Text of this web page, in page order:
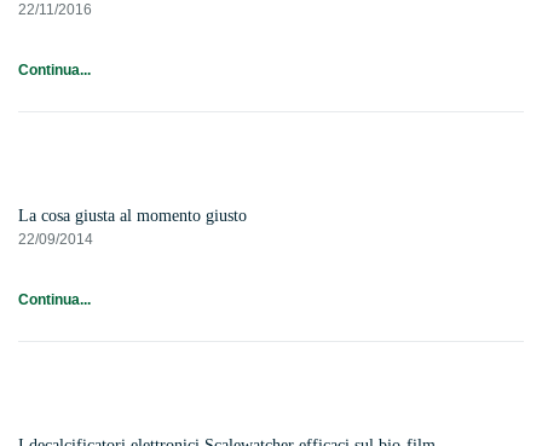
22/11/2016
Continua...
La cosa giusta al momento giusto
22/09/2014
Continua...